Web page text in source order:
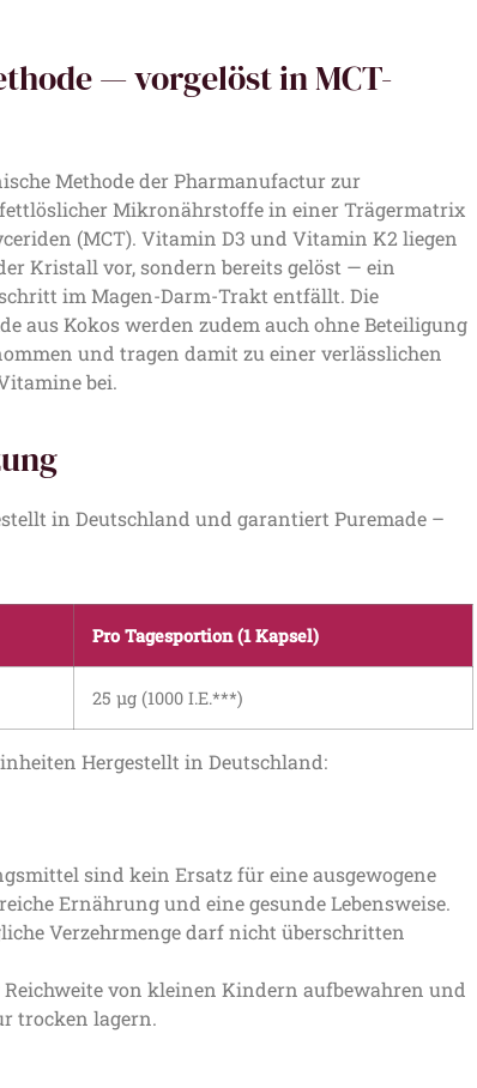
— vorgelöst in MCT-
Methode der Pharmanufactur zur
Mikronährstoffe in einer Trägermatrix
(MCT). Vitamin D3 und Vitamin K2 liegen
Kristall vor, sondern bereits gelöst — ein
im Magen-Darm-Trakt entfällt. Die
aus Kokos werden zudem auch ohne Beteiligung
und tragen damit zu einer verlässlichen
bei.
in Deutschland und garantiert Puremade –
Pro Tagesportion (1 Kapsel)
25 μg (1000 I.E.***)
Hergestellt in Deutschland:
sind kein Ersatz für eine ausgewogene
Ernährung und eine gesunde Lebensweise.
Verzehrmenge darf nicht überschritten
von kleinen Kindern aufbewahren und
trocken lagern.